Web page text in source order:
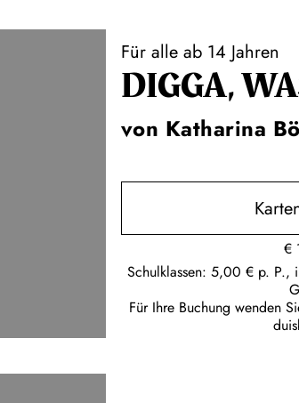
Für alle ab 14 Jahren
DIGGA,
von Katharina
€
Schulklassen: 5,00 € p. P.,
Für Ihre Buchung wenden